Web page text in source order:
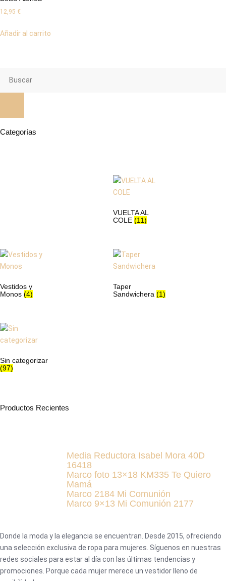
12,95 €
Añadir al carrito
Categorías
VUELTA AL
COLE (11)
Vestidos y
Monos (4)
Taper
Sandwichera (1)
Sin categorizar
(97)
Productos Recientes
Media Reductora Isabel Mora 40D
16418
Marco foto 13×18 KM335 Te Quiero
Mamá
Marco 2184 Mi Comunión
Marco 9×13 Mi Comunión 2177
Donde la moda y la elegancia se encuentran. Desde 2015, ofreciendo
una selección exclusiva de ropa para mujeres. Síguenos en nuestras
redes sociales para estar al día con las últimas tendencias y
promociones. Porque cada mujer merece un vestidor lleno de